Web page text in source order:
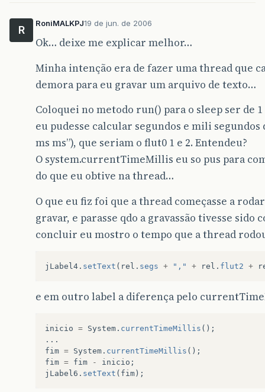
R
RoniMALKPJ19 de jun. de 2006
Ok… deixe me explicar melhor…
Minha intenção era de fazer uma thread que
demora para eu gravar um arquivo de texto…
Coloquei no metodo run() para o sleep ser de
eu pudesse calcular segundos e mili segundos
ms ms”), que seriam o flut0 1 e 2. Entendeu?
O system.currentTimeMillis eu so pus para
do que eu obtive na thread…
O que eu fiz foi que a thread começasse a
gravar, e parasse qdo a gravassão tivesse sido
concluir eu mostro o tempo que a thread
jLabel4 . setText ( rel . segs + "," + rel . flut2 +
e em outro label a diferença pelo
inicio = System . currentTimeMillis ();
...
fim = System . currentTimeMillis ();
fim = fim - inicio ;
jLabel6 . setText ( fim );